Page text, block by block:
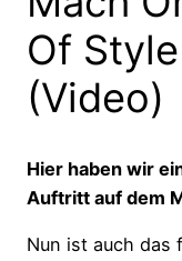
Of
(Video)
Hier haben wir
Auftritt auf dem
Nun ist auch das